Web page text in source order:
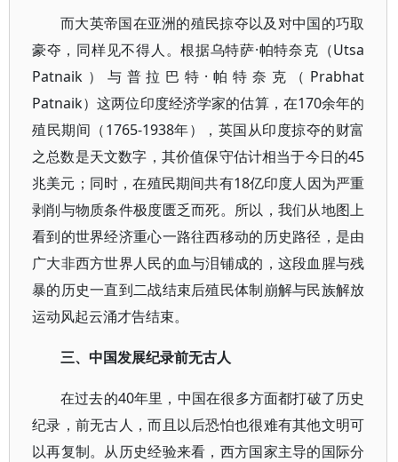
而大英帝国在亚洲的殖民掠夺以及对中国的巧取
豪夺，同样见不得人。根据乌特萨·帕特奈克（Utsa
Patnaik）与普拉巴特·帕特奈克（Prabhat
Patnaik）这两位印度经济学家的估算，在170余年的
殖民期间（1765-1938年），英国从印度掠夺的财富
之总数是天文数字，其价值保守估计相当于今日的45
兆美元；同时，在殖民期间共有18亿印度人因为严重
剥削与物质条件极度匮乏而死。所以，我们从地图上
看到的世界经济重心一路往西移动的历史路径，是由
广大非西方世界人民的血与泪铺成的，这段血腥与残
暴的历史一直到二战结束后殖民体制崩解与民族解放
运动风起云涌才告结束。
三、中国发展纪录前无古人
在过去的40年里，中国在很多方面都打破了历史
纪录，前无古人，而且以后恐怕也很难有其他文明可
以再复制。从历史经验来看，西方国家主导的国际分